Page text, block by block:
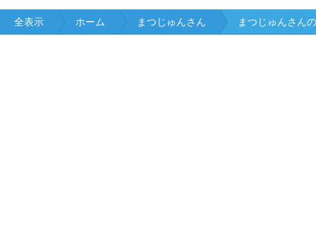
全表示 ホーム まつじゅんさん まつじゅんさん